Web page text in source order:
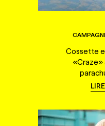
Cossette
«Craze»